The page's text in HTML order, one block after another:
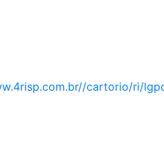
cartorio/ri/